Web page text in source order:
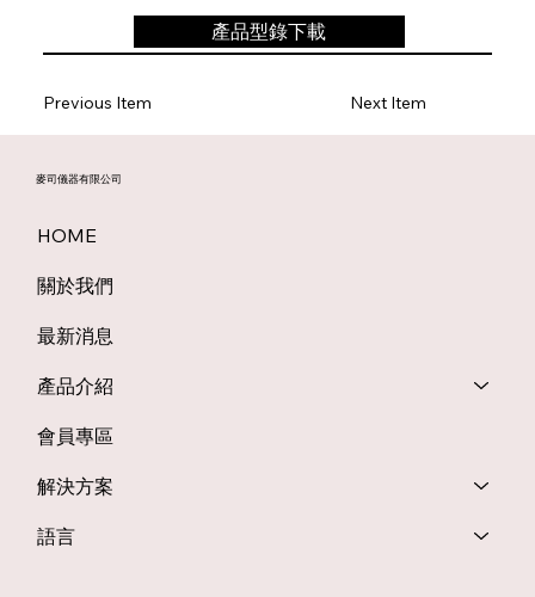
產品型錄下載
Previous Item Next Item
麥司儀器有限公司
HOME
關於我們
最新消息
產品介紹
會員專區
解決方案
語言